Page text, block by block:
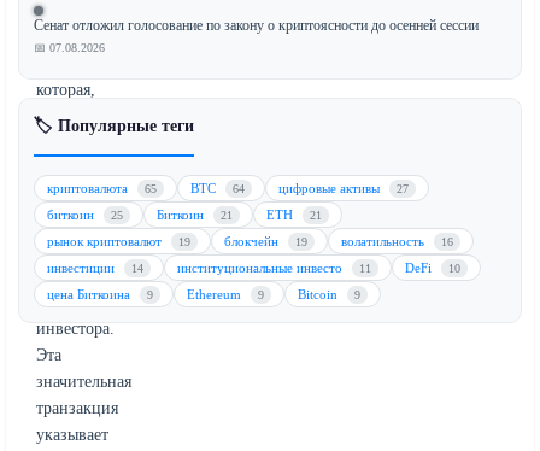
сумму
которая,
по
стала
быстрым
выходом
крупного
институционального
инвестора.
Эта
значительная
транзакция
указывает
Сенат отложил голосование по закону о криптоясности до осенней сессии
📅 07.08.2026
🏷️ Популярные теги
криптовалюта 65 BTC 64 цифровые активы 27
биткоин 25 Биткоин 21 ETH 21
рынок криптовалют 19 блокчейн 19 волатильность 16
инвестиции 14 институциональные инвесто 11 DeFi 10
цена Биткоина 9 Ethereum 9 Bitcoin 9